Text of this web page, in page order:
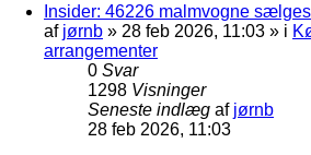
Insider: 46226 malmvogne sælges
af jørnb » 28 feb 2026, 11:03 » i
arrangementer
0 Svar
1298 Visninger
Seneste indlæg af jørnb
28 feb 2026, 11:03